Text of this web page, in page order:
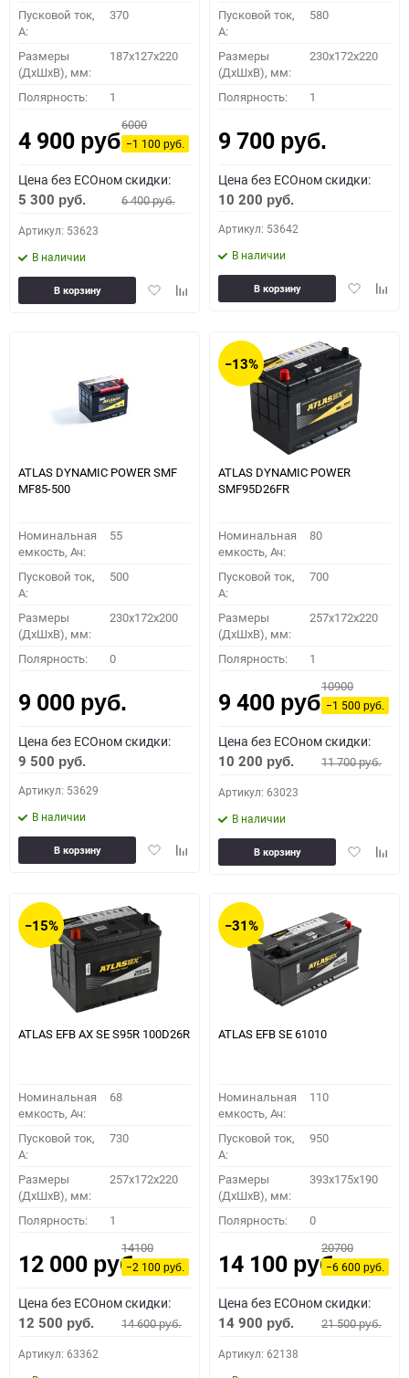
Пусковой ток,
A:
370
Размеры
(ДхШхВ), мм:
187x127x220
Полярность: 1
4 900 руб.
6000
−1 100руб.
Цена без ECOном скидки:
5 300 руб. 6 400руб.
Артикул: 53623
В наличии
ДобавитьДобавить
В корзину
Пусковой ток,
A:
580
Размеры
(ДхШхВ), мм:
230x172x220
Полярность: 1
9 700 руб.
Цена без ECOном скидки:
10 200 руб.
Артикул: 53642
В наличии
Добавить
В корзину
ATLAS DYNAMIC POWER SMF
MF85-500
Номинальная
емкость, Ач:
55
Пусковой ток,
A:
500
Размеры
(ДхШхВ), мм:
230x172x200
Полярность: 0
9 000 руб.
Цена без ECOном скидки:
9 500 руб.
Артикул: 53629
В наличии
ДобавитьДобавить
В корзину
−13%
ATLAS DYNAMIC POWER
SMF95D26FR
Номинальная
емкость, Ач:
80
Пусковой ток,
A:
700
Размеры
(ДхШхВ), мм:
257x172x220
Полярность: 1
9 400 руб.
10900
−1 500руб.
Цена без ECOном скидки:
10 200 руб. 11 700руб.
Артикул: 63023
В наличии
Добавить
В корзину
−15%
ATLAS EFB AX SE S95R 100D26R
Номинальная
емкость, Ач:
68
Пусковой ток,
A:
730
Размеры
(ДхШхВ), мм:
257x172x220
Полярность: 1
12 000 руб.
14100
−2 100руб.
Цена без ECOном скидки:
12 500 руб. 14 600руб.
Артикул: 63362
−31%
ATLAS EFB SE 61010
Номинальная
емкость, Ач:
110
Пусковой ток,
A:
950
Размеры
(ДхШхВ), мм:
393x175x190
Полярность: 0
14 100 руб.
20700
−6 600руб.
Цена без ECOном скидки:
14 900 руб. 21 500руб.
Артикул: 62138